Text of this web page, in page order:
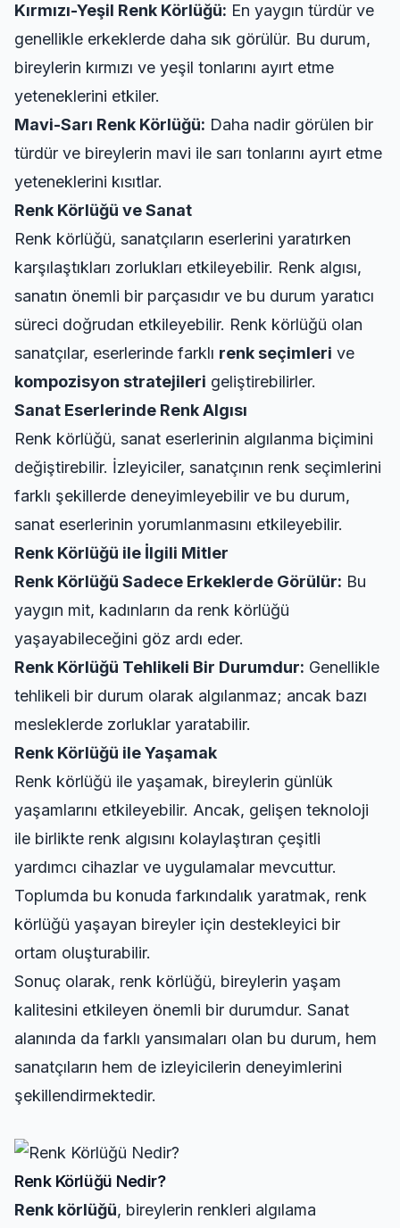
Kırmızı-Yeşil Renk Körlüğü: En yaygın türdür ve
genellikle erkeklerde daha sık görülür. Bu durum,
bireylerin kırmızı ve yeşil tonlarını ayırt etme
yeteneklerini etkiler.
Mavi-Sarı Renk Körlüğü: Daha nadir görülen bir
türdür ve bireylerin mavi ile sarı tonlarını ayırt etme
yeteneklerini kısıtlar.
Renk Körlüğü ve Sanat
Renk körlüğü, sanatçıların eserlerini yaratırken
karşılaştıkları zorlukları etkileyebilir. Renk algısı,
sanatın önemli bir parçasıdır ve bu durum yaratıcı
süreci doğrudan etkileyebilir. Renk körlüğü olan
sanatçılar, eserlerinde farklı renk seçimleri ve
kompozisyon stratejileri geliştirebilirler.
Sanat Eserlerinde Renk Algısı
Renk körlüğü, sanat eserlerinin algılanma biçimini
değiştirebilir. İzleyiciler, sanatçının renk seçimlerini
farklı şekillerde deneyimleyebilir ve bu durum,
sanat eserlerinin yorumlanmasını etkileyebilir.
Renk Körlüğü ile İlgili Mitler
Renk Körlüğü Sadece Erkeklerde Görülür: Bu
yaygın mit, kadınların da renk körlüğü
yaşayabileceğini göz ardı eder.
Renk Körlüğü Tehlikeli Bir Durumdur: Genellikle
tehlikeli bir durum olarak algılanmaz; ancak bazı
mesleklerde zorluklar yaratabilir.
Renk Körlüğü ile Yaşamak
Renk körlüğü ile yaşamak, bireylerin günlük
yaşamlarını etkileyebilir. Ancak, gelişen teknoloji
ile birlikte renk algısını kolaylaştıran çeşitli
yardımcı cihazlar ve uygulamalar mevcuttur.
Toplumda bu konuda farkındalık yaratmak, renk
körlüğü yaşayan bireyler için destekleyici bir
ortam oluşturabilir.
Sonuç olarak, renk körlüğü, bireylerin yaşam
kalitesini etkileyen önemli bir durumdur. Sanat
alanında da farklı yansımaları olan bu durum, hem
sanatçıların hem de izleyicilerin deneyimlerini
şekillendirmektedir.
Renk Körlüğü Nedir?
Renk körlüğü, bireylerin renkleri algılama